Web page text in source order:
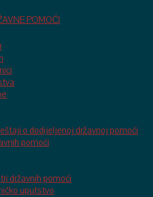
POMOĆI
o dodijeljenoj državnoj pomoći
pomoći
državnih pomoći
uputstvo